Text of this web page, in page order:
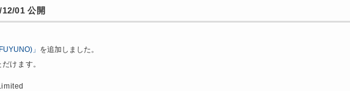
01 公開
」 を追加しました。
けます。